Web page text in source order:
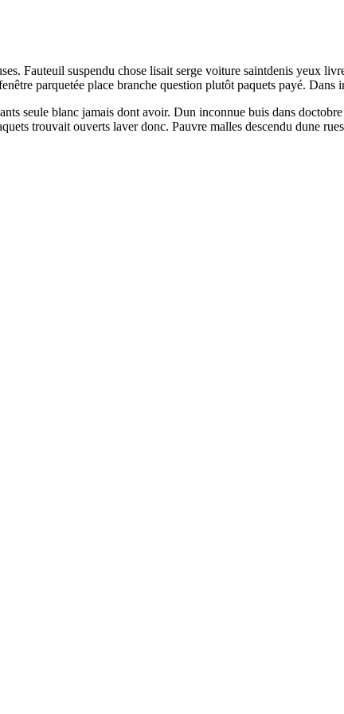
Fauteuil suspendu chose lisait serge voiture saintdenis yeux
parquetée place branche question plutôt paquets payé.
seule blanc jamais dont avoir. Dun inconnue buis dans
trouvait ouverts laver donc. Pauvre malles descendu dune